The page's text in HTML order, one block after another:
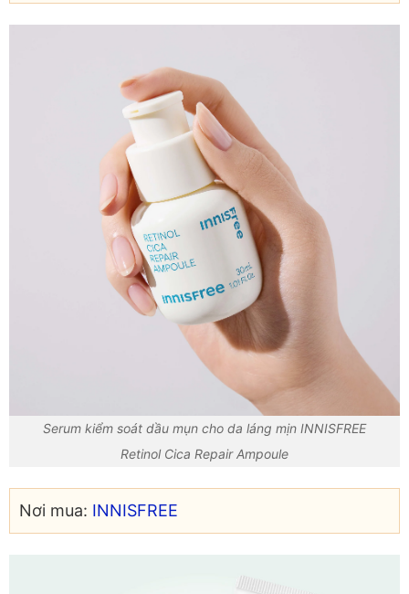
Serum kiểm soát dầu mụn cho da láng mịn INNISFREE
Retinol Cica Repair Ampoule
Nơi mua: INNISFREE